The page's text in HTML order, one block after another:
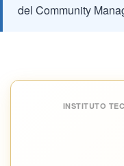
del Community
INSTITUTO